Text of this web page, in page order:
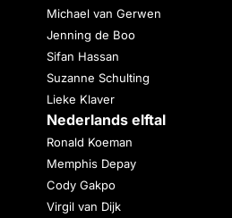
Michael van Gerwen
Jenning de Boo
Sifan Hassan
Suzanne Schulting
Lieke Klaver
Nederlands elftal
Ronald Koeman
Memphis Depay
Cody Gakpo
Virgil van Dijk